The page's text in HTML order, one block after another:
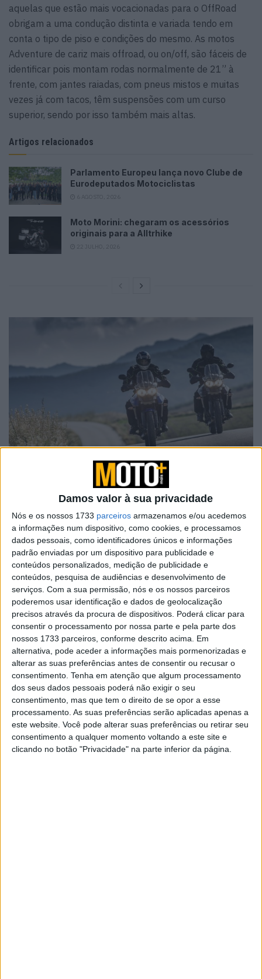
Damos valor à sua privacidade
Nós e os nossos 1733 parceiros armazenamos e/ou acedemos
a informações num dispositivo, como cookies, e processamos
dados pessoais, como identificadores únicos e informações
padrão enviadas por um dispositivo para publicidade e
conteúdos personalizados, medição de publicidade e
conteúdos, pesquisa de audiências e desenvolvimento de
serviços. Com a sua permissão, nós e os nossos parceiros
poderemos usar identificação e dados de geolocalização
precisos através da procura de dispositivos. Poderá clicar para
consentir o processamento por nossa parte e pela parte dos
nossos 1733 parceiros, conforme descrito acima. Em
alternativa, pode aceder a informações mais pormenorizadas e
alterar as suas preferências antes de consentir ou recusar o
consentimento. Tenha em atenção que algum processamento
dos seus dados pessoais poderá não exigir o seu
consentimento, mas que tem o direito de se opor a esse
processamento. As suas preferências serão aplicadas apenas a
este website. Você pode alterar suas preferências ou retirar seu
consentimento a qualquer momento voltando a este site e
clicando no botão "Privacidade" na parte inferior da página.
aquelas que estão mais vocacionadas para o OffRoad
obrigam a uma condução distinta e variada tendo em
conta o tipo de piso e condições do mesmo. As motos
Adventure de cariz mais offroad, ou on/off, são fáceis de
identificar pois montam rodas normalmente de 21” à
frente, com jantes raiadas, com pneus mistos e muitas
vezes já com tacos, têm suspensões com um curso
superior, sendo por isso também mais altas.
Artigos relacionados
Parlamento Europeu lança novo Clube de
Eurodeputados Motociclistas
Moto Morini: chegaram os acessórios
originais para a Alltrhike
De início as motos Adventure têm uma vantagem
relativamente às restantes permitindo uma adaptação
mais rápida graças a uma posição de condução quase
natural, com a qual nos sentimos de imediato mais à
vontade. Com uma postura direita e descontraída, onde
os punhos e todos os comandos estão localizados
praticamente na extensão natural dos braços, com os
joelhos e pernas ligeiramente fletidas sobre os pisa-pés,
assumimos uma posição que nos permite ter uma visão
melhorada do que se passa na nossa frente, que inspira
mais confiança e garante maior conforto para
realizarmos trajectos de viagem mais longos com menos
cansaço.